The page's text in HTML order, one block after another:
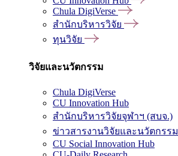
Chula DigiVerse
สำนักบริหารวิจัย
ทุนวิจัย
วิจัยและนวัตกรรม
Chula DigiVerse
CU Innovation Hub
สำนักบริหารวิจัยจุฬาฯ (สบจ.)
ข่าวสารงานวิจัยและนวัตกรรม
CU Social Innovation Hub